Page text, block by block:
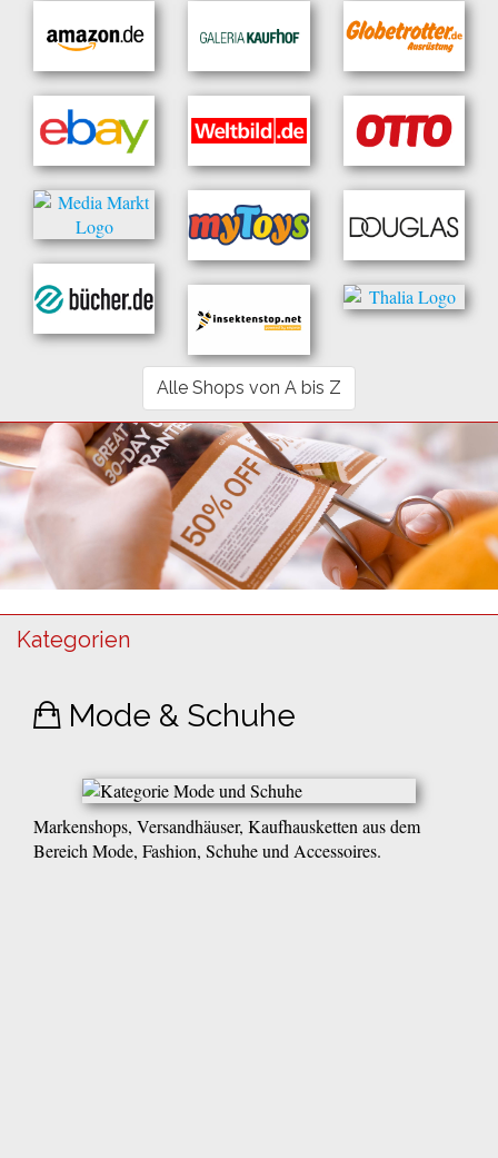
Alle Shops von A bis Z
Kategorien
Mode & Schuhe
Markenshops, Versandhäuser, Kaufhausketten aus dem
Bereich Mode, Fashion, Schuhe und Accessoires.